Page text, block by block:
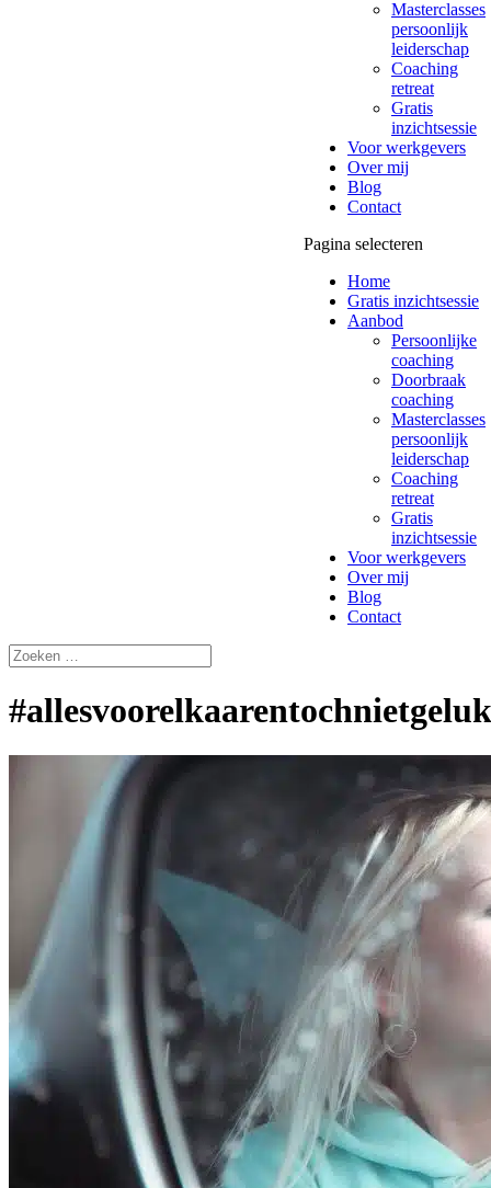
Masterclasses
persoonlijk
leiderschap
Coaching
retreat
Gratis
inzichtsessie
Voor werkgevers
Over mij
Blog
Contact
Pagina selecteren
Home
Gratis inzichtsessie
Aanbod
Persoonlijke
coaching
Doorbraak
coaching
Masterclasses
persoonlijk
leiderschap
Coaching
retreat
Gratis
inzichtsessie
Voor werkgevers
Over mij
Blog
Contact